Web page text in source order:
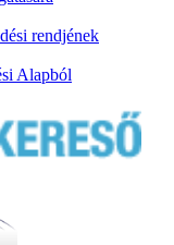
rendjének
Alapból